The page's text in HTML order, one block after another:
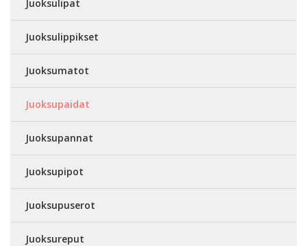
Juoksulipat
Juoksulippikset
Juoksumatot
Juoksupaidat
Juoksupannat
Juoksupipot
Juoksupuserot
Juoksureput